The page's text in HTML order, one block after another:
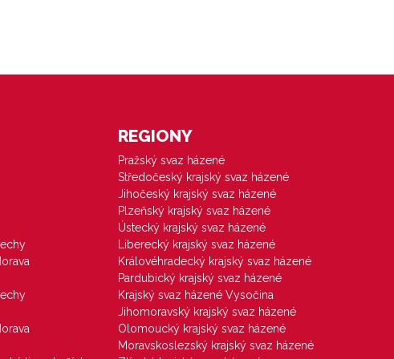
REGIONY
Pražský svaz házené
Středočeský krajský svaz házené
Jihočeský krajský svaz házené
Plzeňský krajský svaz házené
Ústecký krajský svaz házené
Liberecký krajský svaz házené
Královéhradecký krajský svaz házené
Pardubický krajský svaz házené
Krajský svaz házené Vysočina
Jihomoravský krajský svaz házené
Olomoucký krajský svaz házené
Moravskoslezský krajský svaz házené